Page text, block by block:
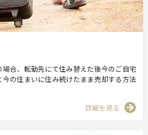
合、転勤先にて住み替えた後今のご自宅
の住まいに住み続けたまま売却する方法
詳細を見る